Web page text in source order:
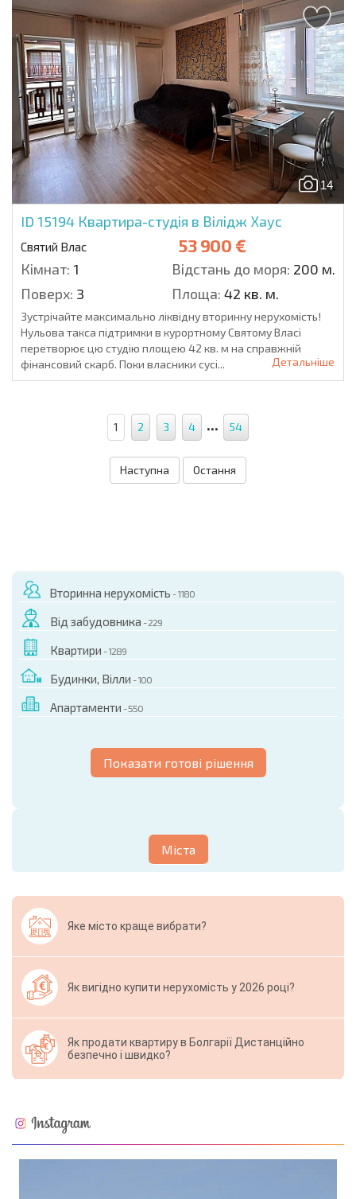
14
ID 15194 Квартира-студія в Вілідж Хаус
Святий Влас 53 900 €
Кімнат: 1 Відстань до моря: 200 м.
Поверх: 3 Площа: 42 кв. м.
Зустрічайте максимально ліквідну вторинну нерухомість!
Нульова такса підтримки в курортному Святому Власі
перетворює цю студію площею 42 кв. м на справжній
фінансовий скарб. Поки власники сусі...
Детальніше
1 2 3 4 ... 54
Наступна Остання
Вторинна нерухомість - 1180
Від забудовника - 229
Квартири - 1289
Будинки, Вілли - 100
Апартаменти - 550
Показати готові рішення
Міста
Яке місто краще вибрати?
Як вигідно купити нерухомість у 2026 році?
Як продати квартиру в Болгарії Дистанційно
безпечно і швидко?